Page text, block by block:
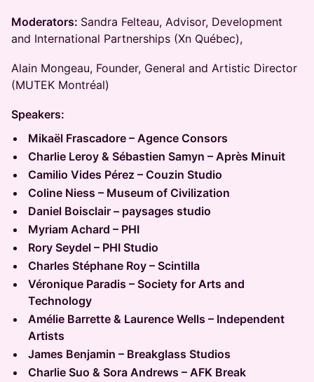
Moderators: Sandra Felteau, Advisor, Development
and International Partnerships (Xn Québec),
Alain Mongeau, Founder, General and Artistic Director
(MUTEK Montréal)
Speakers:
Mikaël Frascadore – Agence Consors
Charlie Leroy & Sébastien Samyn – Après Minuit
Camilio Vides Pérez – Couzin Studio
Coline Niess – Museum of Civilization
Daniel Boisclair – paysages studio
Myriam Achard – PHI
Rory Seydel – PHI Studio
Charles Stéphane Roy – Scintilla
Véronique Paradis – Society for Arts and
Technology
Amélie Barrette & Laurence Wells – Independent
Artists
James Benjamin – Breakglass Studios
Charlie Suo & Sora Andrews – AFK Break